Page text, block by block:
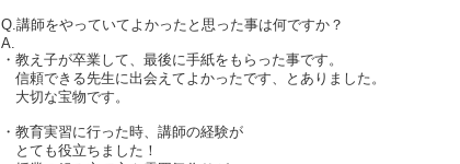
Q.講師をやっていてよかったと思った事は何ですか？
A.
・教え子が卒業して、最後に手紙をもらった事です。
信頼できる先生に出会えてよかったです、とありました。
大切な宝物です。
・教育実習に行った時、講師の経験が
とても役立ちました！